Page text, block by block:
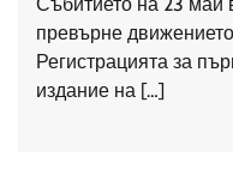
превърне
Регистрацията за
издание на […]